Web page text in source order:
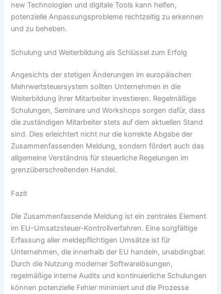
new Technologien und digitale Tools kann helfen,
potenzielle Anpassungsprobleme rechtzeitig zu erkennen
und zu beheben.
Schulung und Weiterbildung als Schlüssel zum Erfolg
Angesichts der stetigen Änderungen im europäischen
Mehrwertsteuersystem sollten Unternehmen in die
Weiterbildung ihrer Mitarbeiter investieren. Regelmäßige
Schulungen, Seminare und Workshops sorgen dafür, dass
die zuständigen Mitarbeiter stets auf dem aktuellen Stand
sind. Dies erleichtert nicht nur die korrekte Abgabe der
Zusammenfassenden Meldung, sondern fördert auch das
allgemeine Verständnis für steuerliche Regelungen im
grenzüberschreitenden Handel.
Fazit
Die Zusammenfassende Meldung ist ein zentrales Element
im EU-Umsatzsteuer-Kontrollverfahren. Eine sorgfältige
Erfassung aller meldepflichtigen Umsätze ist für
Unternehmen, die innerhalb der EU handeln, unabdingbar.
Durch die Nutzung moderner Softwarelösungen,
regelmäßige interne Audits und kontinuierliche Schulungen
können potenzielle Fehler minimiert und die Prozesse